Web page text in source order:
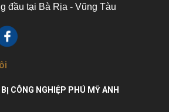
đầu tại Bà Rịa - Vũng Tàu
CÔNG NGHIỆP PHÚ MỸ ANH